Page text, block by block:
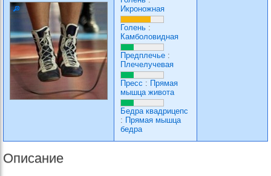
Икроножная
Голень :
Камболовидная
Предплечье :
Плечелучевая
Пресс : Прямая
мышца живота
Бедра квадрицепс
: Прямая мышца
бедра
Описание